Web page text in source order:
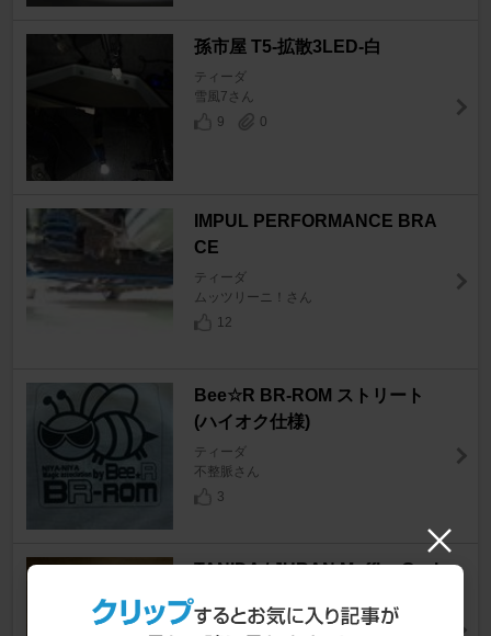
孫市屋 T5-拡散3LED-白
ティーダ
雪風7さん
9
0
IMPUL PERFORMANCE BRA
CE
ティーダ
ムッツリーニ！さん
12
Bee☆R BR-ROM ストリート
(ハイオク仕様)
ティーダ
不整脈さん
3
TANIDA / JURAN Muffler Gask
et
ティーダ